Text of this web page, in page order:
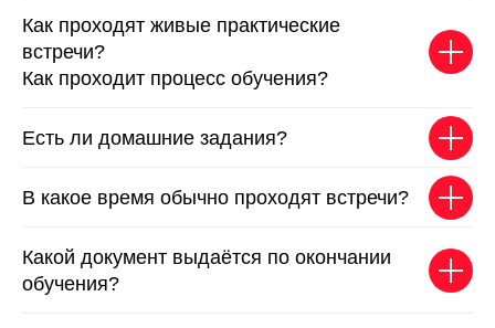
Как проходят живые практические
встречи?
Как проходит процесс обучения?
Есть ли домашние задания?
В какое время обычно проходят встречи?
Какой документ выдаётся по окончании
обучения?